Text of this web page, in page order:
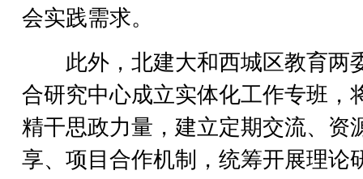
会实践需求。
此外，北建大和西城区教育两
合研究中心成立实体化工作专班，
精干思政力量，建立定期交流、资
享、项目合作机制，统筹开展理论